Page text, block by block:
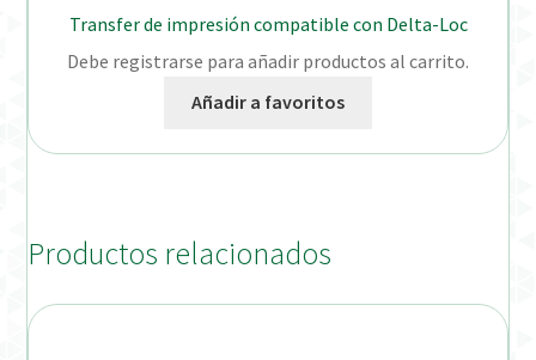
Transfer de impresión compatible con Delta-Loc
Debe registrarse para añadir productos al carrito.
Añadir a favoritos
Productos relacionados